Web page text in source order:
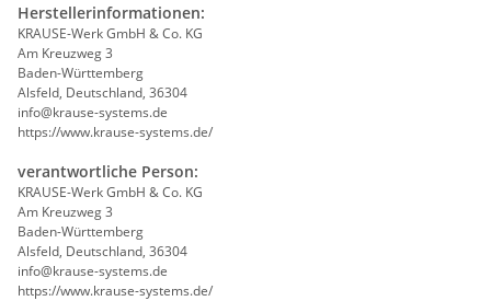
Herstellerinformationen:
KRAUSE-Werk GmbH & Co. KG
Am Kreuzweg 3
Baden-Württemberg
Alsfeld, Deutschland, 36304
info@krause-systems.de
https://www.krause-systems.de/
verantwortliche Person:
KRAUSE-Werk GmbH & Co. KG
Am Kreuzweg 3
Baden-Württemberg
Alsfeld, Deutschland, 36304
info@krause-systems.de
https://www.krause-systems.de/